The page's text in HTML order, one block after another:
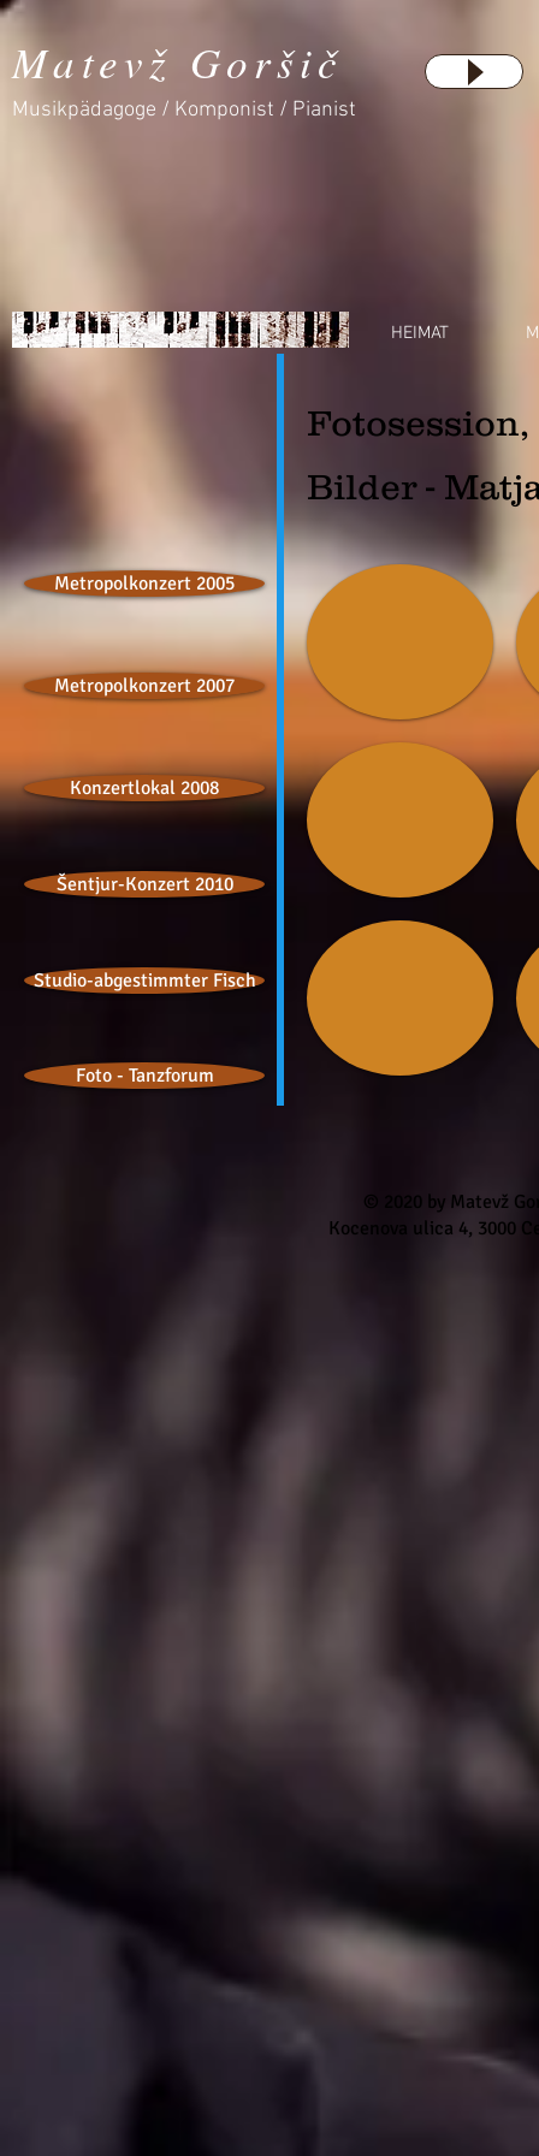
Matevž Goršič
Musikpädagoge / Komponist / Pianist
HEIMAT
Metropolkonzert 2005
Metropolkonzert 2007
Konzertlokal 2008
Šentjur-Konzert 2010
Studio-abgestimmter Fisch
Foto - Tanzforum
Bilder -
© 2020 by Matevž
Kocenova ulica 4, 3000